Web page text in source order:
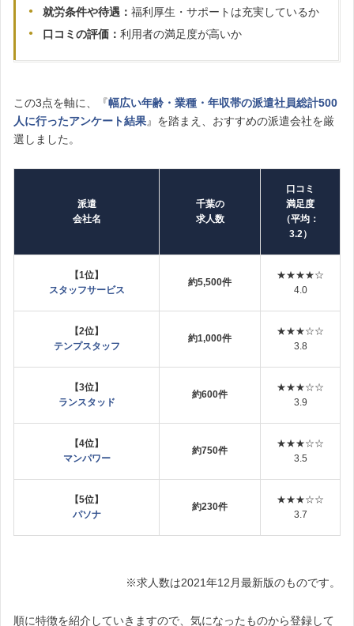
就労条件や待遇： 福利厚生・サポートは充実しているか
口コミの評価： 利用者の満足度が高いか
この3点を軸に、『幅広い年齢・業種・年収帯の派遣社員総計500
人に行ったアンケート結果』を踏まえ、おすすめの派遣会社を厳
選しました。
派遣
会社名
千葉の
求人数
口コミ
満足度
（平均：
3.2）
【1位】
スタッフサービス
約5,500件
★★★★☆
4.0
【2位】
テンプスタッフ
約1,000件
★★★☆☆
3.8
【3位】
ランスタッド
約600件
★★★☆☆
3.9
【4位】
マンパワー
約750件
★★★☆☆
3.5
【5位】
パソナ
約230件
★★★☆☆
3.7
※求人数は2021年12月最新版のものです。
順に特徴を紹介していきますので、気になったものから登録して